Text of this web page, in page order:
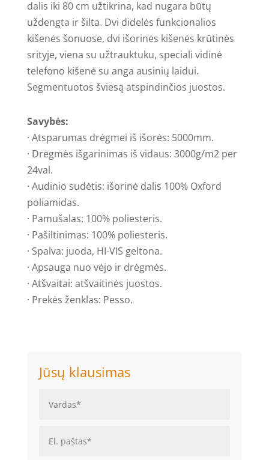
dalis iki 80 cm užtikrina, kad nugara būtų
uždengta ir šilta. Dvi didelės funkcionalios
kišenės šonuose, dvi išorinės kišenės krūtinės
srityje, viena su užtrauktuku, speciali vidinė
telefono kišenė su anga ausinių laidui.
Segmentuotos šviesą atspindinčios juostos.
Savybės:
· Atsparumas drėgmei iš išorės: 5000mm.
· Drėgmės išgarinimas iš vidaus: 3000g/m2 per
24val.
· Audinio sudėtis: išorinė dalis 100% Oxford
poliamidas.
· Pamušalas: 100% poliesteris.
· Pašiltinimas: 100% poliesteris.
· Spalva: juoda, HI-VIS geltona.
· Apsauga nuo vėjo ir drėgmės.
· Atšvaitai: atšvaitinės juostos.
· Prekės ženklas: Pesso.
Jūsų klausimas